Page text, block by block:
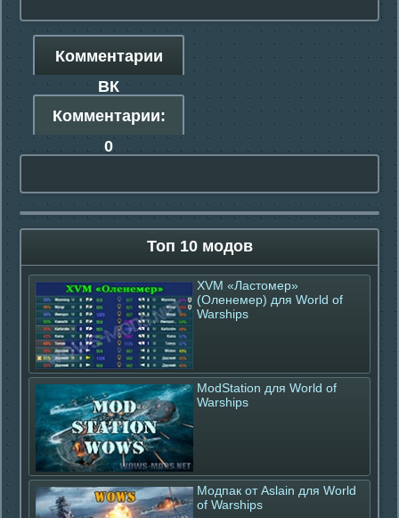
Комментарии
ВК
Комментарии:
0
Топ 10 модов
XVM «Ластомер»
(Оленемер) для World of
Warships
ModStation для World of
Warships
Модпак от Aslain для World
of Warships